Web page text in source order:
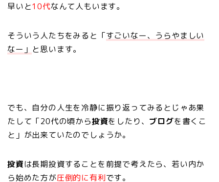
早いと10代なんて人もいます。
そういう人たちをみると「すごいなー、うらやましい
なー」 と思います。
でも、自分の人生を冷静に振り返ってみるとじゃあ果
たして「20代の頃から投資をしたり、 ブログを書くこ
と」が出来ていたのでしょうか。
投資は長期投資することを前提で考えたら、若い内か
ら始めた方が圧倒的に有利です。